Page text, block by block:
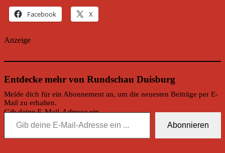
Facebook X
Anzeige
Entdecke mehr von Rundschau Duisburg
Melde dich für ein Abonnement an, um die neuesten Beiträge per E-
Mail zu erhalten.
Gib deine E-Mail-Adresse ein ...
Abonnieren